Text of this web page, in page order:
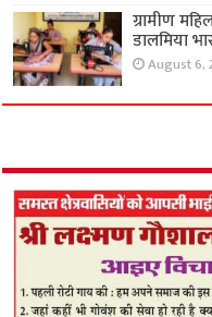
ग्रामीण
डालमिया
August 6,